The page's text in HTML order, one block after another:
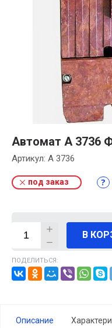
Автомат А 3736
Артикул: А 3736
под заказ
В
ПОДЕЛИТЬСЯ:
Описание